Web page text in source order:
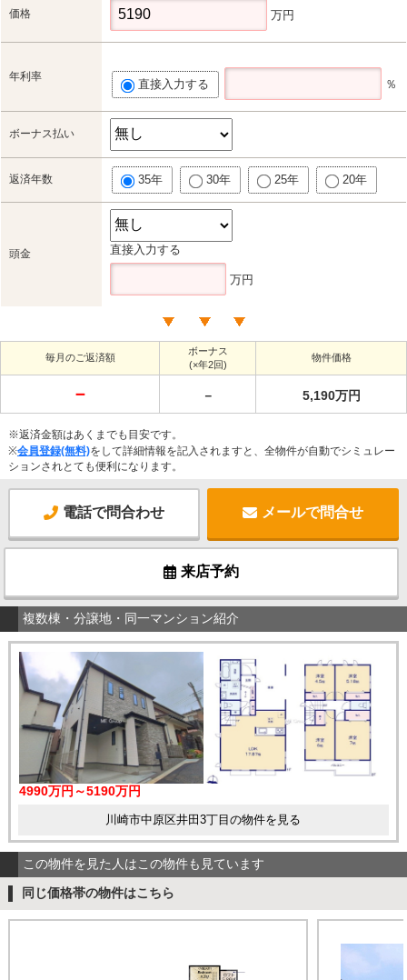
価格 万円
年利率
直接入力する ％
ボーナス払い
返済年数 35年 30年 25年 20年
頭金 直接入力する
万円
毎月のご返済額
ボーナス
(×年2回)
物件価格
－ － 5,190万円
※返済金額はあくまでも目安です。
※会員登録(無料)をして詳細情報を記入されますと、全物件が自動でシミュレー
ションされとても便利になります。
電話で問合わせ メールで問合せ
来店予約
複数棟・分譲地・同一マンション紹介
4990万円～5190万円
川崎市中原区井田3丁目の物件を見る
この物件を見た人はこの物件も見ています
同じ価格帯の物件はこちら